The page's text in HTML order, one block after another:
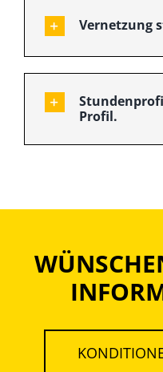
Vernetzung
Profil.